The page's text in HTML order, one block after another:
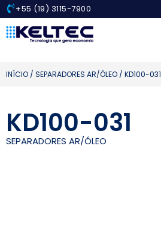
+55 (19) 3115-7900
INÍCIO / SEPARADORES AR/ÓLEO / KD100-031
KD100-031
SEPARADORES AR/ÓLEO